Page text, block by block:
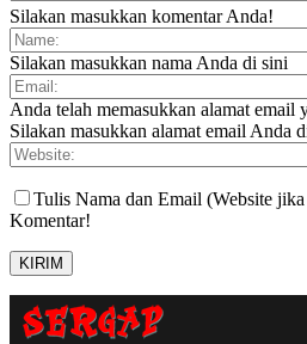
Silakan masukkan komentar Anda!
Silakan masukkan nama Anda di sini
Anda telah memasukkan alamat email
Silakan masukkan alamat email Anda
Tulis Nama dan Email (Website
Komentar!